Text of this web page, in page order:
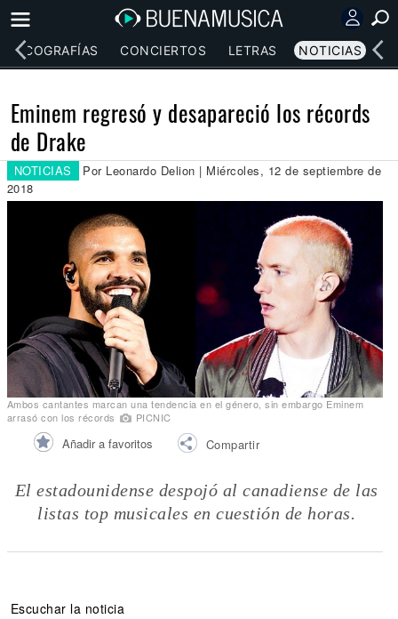
DISCOGRAFÍAS CONCIERTOS LETRAS NOTICIAS
Eminem regresó y desapareció los récords
de Drake
NOTICIAS
Por Leonardo Delion | Miércoles, 12 de septiembre de
2018
Ambos cantantes marcan una tendencia en el género, sin embargo Eminem
arrasó con los récords
PICNIC
Añadir a favoritos Compartir
El estadounidense despojó al canadiense de las
listas top musicales en cuestión de horas.
Escuchar la noticia